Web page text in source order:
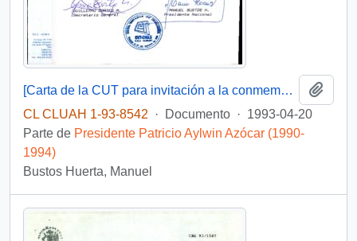
[Carta de la CUT para invitación a la conmemoración del Día del Trabajador del 1° de Mayo]
CL CLUAH 1-93-8542
· Documento · 1993-04-20
Parte de Presidente Patricio Aylwin Azócar (1990-
1994)
Bustos Huerta, Manuel